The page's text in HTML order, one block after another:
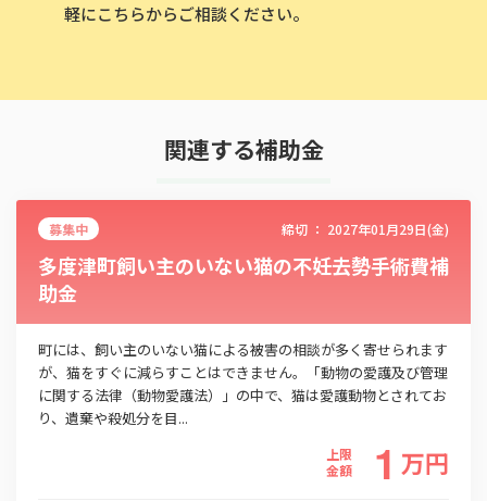
この補助金の情報をPDFダウンロード
多度津町移住促進・空き家活用型事業所設備補助
軽にこちらからご相談ください。
関連する補助金
募集中 締切 ： 2027年01月29日(金)
多度津町飼い主のいない猫の不妊去勢手術費補
助金
町には、飼い主のいない猫による被害の相談が多く寄せられます
が、猫をすぐに減らすことはできません。「動物の愛護及び管理
に関する法律（動物愛護法）」の中で、猫は愛護動物とされてお
り、遺棄や殺処分を目...
上限
金額
1 万円